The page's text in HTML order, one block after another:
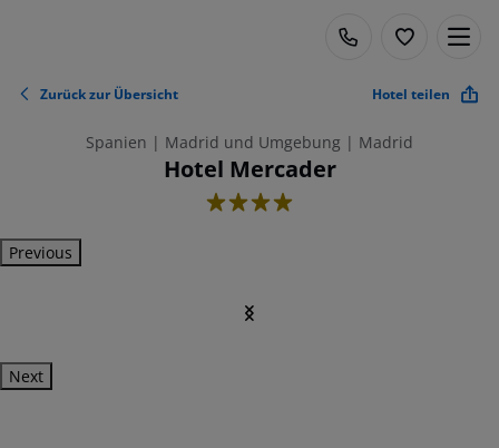
Zurück zur Übersicht Hotel teilen
Spanien | Madrid und Umgebung | Madrid
Hotel Mercader
4
Previous
Next